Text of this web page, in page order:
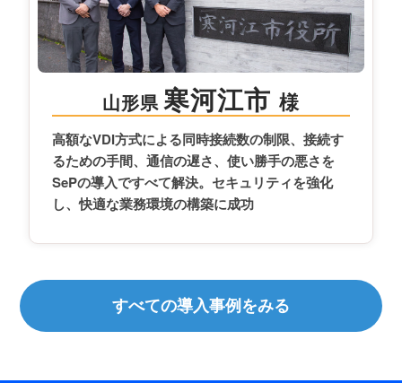
山形県寒河江市 様
高額なVDI方式による同時接続数の制限、接続す
るための手間、通信の遅さ、使い勝手の悪さを
SePの導入ですべて解決。セキュリティを強化
し、快適な業務環境の構築に成功
すべての導入事例をみる